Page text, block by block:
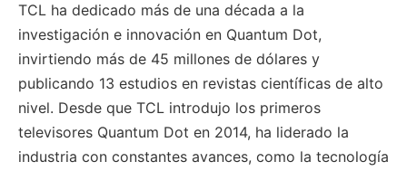
TCL ha dedicado más de una década a la
investigación e innovación en Quantum Dot,
invirtiendo más de 45 millones de dólares y
publicando 13 estudios en revistas científicas de alto
nivel. Desde que TCL introdujo los primeros
televisores Quantum Dot en 2014, ha liderado la
industria con constantes avances, como la tecnología